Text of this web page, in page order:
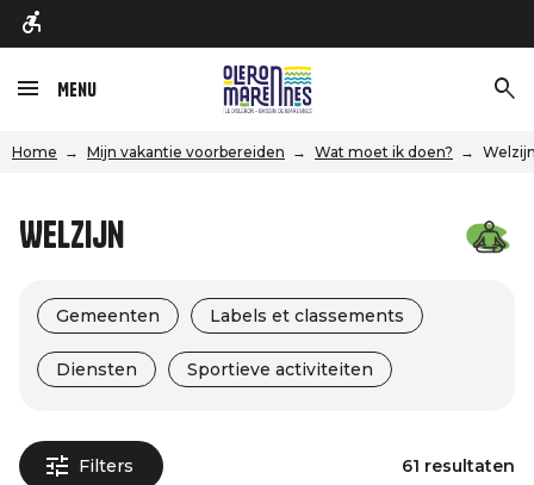
Menu
Home Mijn vakantie voorbereiden Wat moet ik doen?
Welzijn
Gemeenten Labels et classements
Diensten Sportieve activiteiten
Filters 61 resultaten